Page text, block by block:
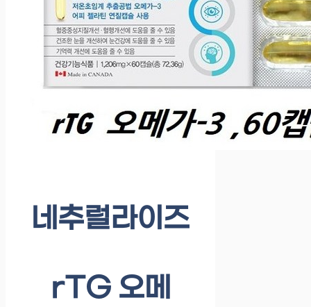
네추럴라이즈
rTG 오메